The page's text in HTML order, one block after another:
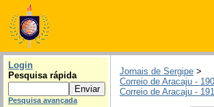
Login
Pesquisa rápida
Pesquisa avançada
Jornais de Sergipe >
Correio de Aracaju -
Correio de Aracaju -